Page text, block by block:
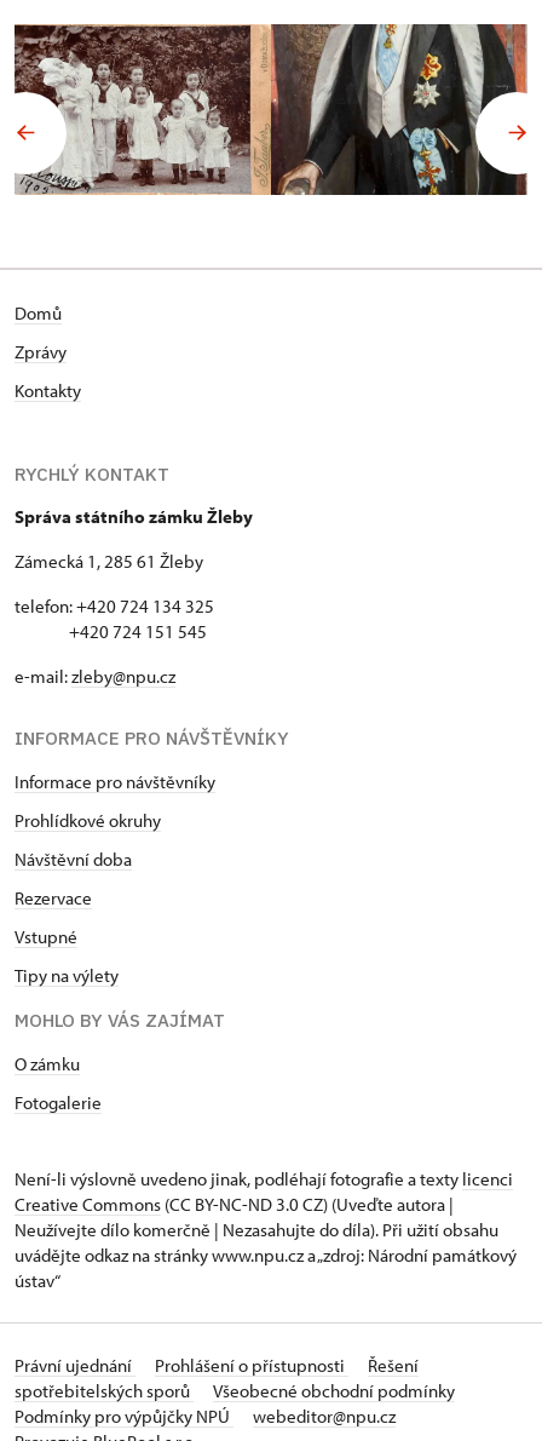
Domů
Zprávy
Kontakty
RYCHLÝ KONTAKT
Správa státního zámku Žleby
Zámecká 1, 285 61 Žleby
telefon: +420 724 134 325
+420 724 151 545
e-mail:zleby@npu.cz
INFORMACE PRO NÁVŠTĚVNÍKY
Informace pro návštěvníky
Prohlídkové okruhy
Návštěvní doba
Rezervace
Vstupné
Tipy na výlety
MOHLO BY VÁS ZAJÍMAT
O zámku
Fotogalerie
Není-li výslovně uvedeno jinak, podléhají fotografie a texty licenci
Creative Commons (CC BY-NC-ND 3.0 CZ) (Uveďte autora |
Neužívejte dílo komerčně | Nezasahujte do díla). Při užití obsahu
uvádějte odkaz na stránky www.npu.cz a „zdroj: Národní památkový
ústav“
Právní ujednání Prohlášení o přístupnosti
Řešení
spotřebitelských sporů
Všeobecné obchodní podmínky
Podmínky pro výpůjčky NPÚ
webeditor@npu.cz